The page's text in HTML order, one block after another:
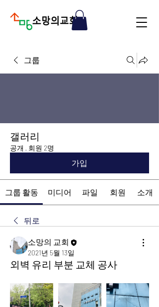
그룹
갤러리
공개 · 회원 2명
가입
그룹 활동 미디어 파일 회원 소개
뒤로
소망의 교회
2021년 5월 13일
외벽 유리 부분 교체 공사